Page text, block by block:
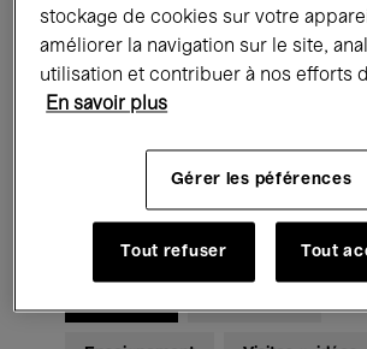
Expositions
Rencontres & Débats
Musique classique Global
stockage de cookies sur votre
améliorer la navigation sur le site,
utilisation et contribuer à nos efforts
En savoir plus
Gérer les péférences
Tout refuser Tout